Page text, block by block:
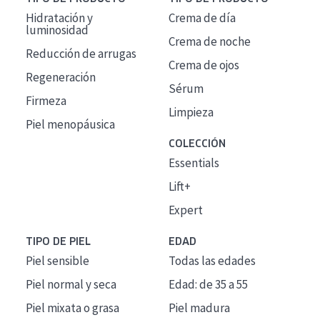
Hidratación y
luminosidad
Reducción de arrugas
Regeneración
Firmeza
Piel menopáusica
Crema de día
Crema de noche
Crema de ojos
Sérum
Limpieza
COLECCIÓN
Essentials
Lift+
Expert
TIPO DE PIEL
Piel sensible
Piel normal y seca
Piel mixata o grasa
EDAD
Todas las edades
Edad: de 35 a 55
Piel madura